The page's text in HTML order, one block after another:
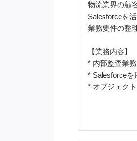
物流業界の顧
Salesforceを
業務要件の整
【業務内容】
* 内部監査業
* Salesforceを
* オブジェク
* 顧客との要
* プロジェク